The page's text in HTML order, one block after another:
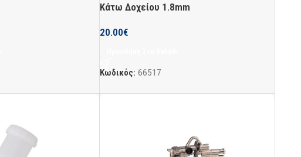
Κάτω Δοχείου 1.8mm
20.00€
Κωδικός: 66517